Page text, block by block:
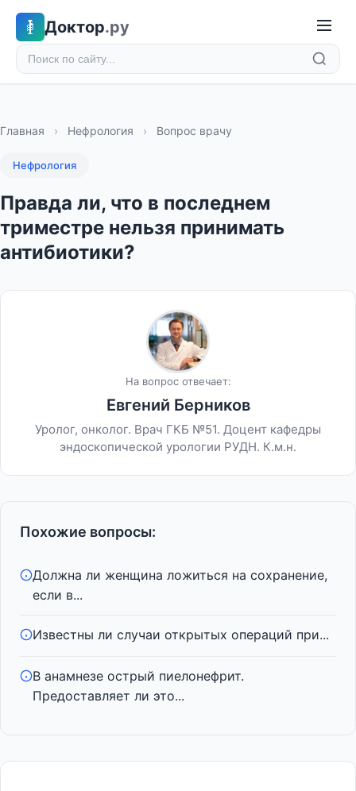
Доктор.ру
Главная › Нефрология › Вопрос врачу
Нефрология
Правда ли, что в последнем
триместре нельзя принимать
антибиотики?
На вопрос отвечает:
Евгений Берников
Уролог, онколог. Врач ГКБ №51. Доцент кафедры
эндоскопической урологии РУДН. К.м.н.
Похожие вопросы:
Должна ли женщина ложиться на сохранение,
если в...
Известны ли случаи открытых операций при...
В анамнезе острый пиелонефрит.
Предоставляет ли это...